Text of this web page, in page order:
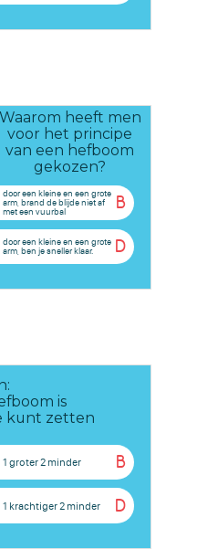
Waarom heeft men
voor het principe
van een hefboom
gekozen?
B
door een kleine en een grote
arm, brand de blijde niet af
met een vuurbal
D
door een kleine en een grote
arm, ben je sneller klaar.
is
kunt zetten
B
1 groter 2 minder
D
1 krachtiger 2 minder